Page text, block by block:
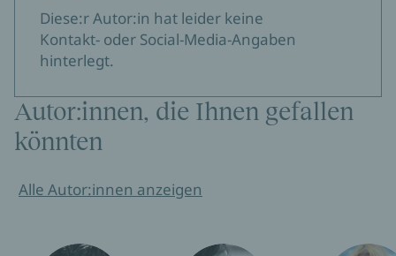
Diese:r Autor:in hat leider keine
Kontakt- oder Social-Media-Angaben
hinterlegt.
Autor:innen, die Ihnen gefallen
könnten
Alle Autor:innen anzeigen